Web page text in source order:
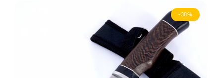
-38%